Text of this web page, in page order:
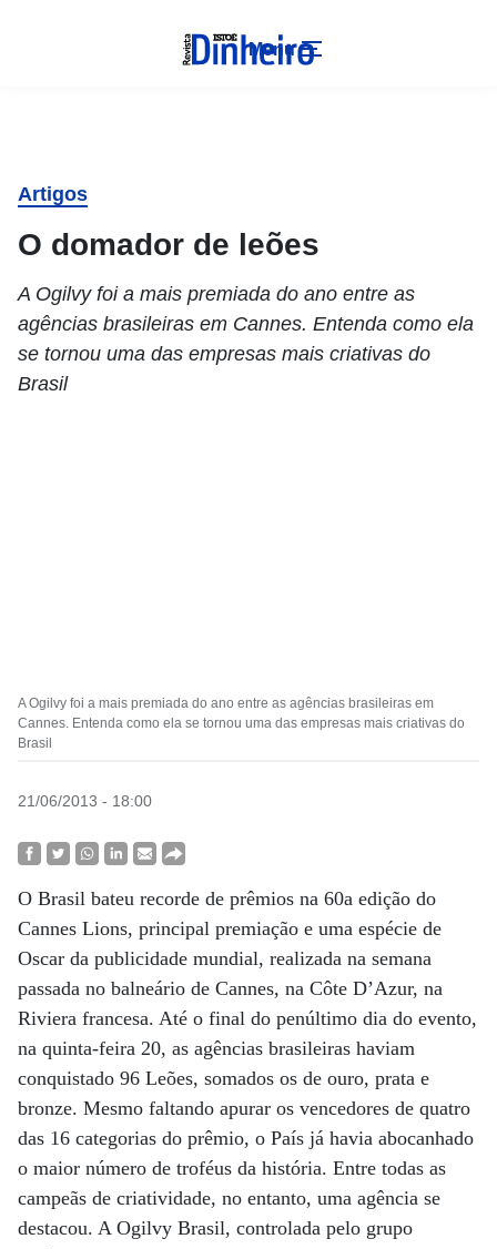
Menu
Artigos
O domador de leões
A Ogilvy foi a mais premiada do ano entre as
agências brasileiras em Cannes. Entenda como ela
se tornou uma das empresas mais criativas do
Brasil
A Ogilvy foi a mais premiada do ano entre as agências brasileiras em
Cannes. Entenda como ela se tornou uma das empresas mais criativas do
Brasil
21/06/2013 - 18:00
O Brasil bateu recorde de prêmios na 60a edição do
Cannes Lions, principal premiação e uma espécie de
Oscar da publicidade mundial, realizada na semana
passada no balneário de Cannes, na Côte D’Azur, na
Riviera francesa. Até o final do penúltimo dia do evento,
na quinta-feira 20, as agências brasileiras haviam
conquistado 96 Leões, somados os de ouro, prata e
bronze. Mesmo faltando apurar os vencedores de quatro
das 16 categorias do prêmio, o País já havia abocanhado
o maior número de troféus da história. Entre todas as
campeãs de criatividade, no entanto, uma agência se
destacou. A Ogilvy Brasil, controlada pelo grupo